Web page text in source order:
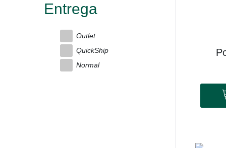
Entrega
Outlet
QuickShip
Normal